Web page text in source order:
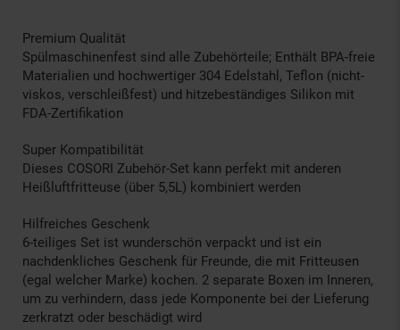
Premium Qualität
Spülmaschinenfest sind alle Zubehörteile; Enthält BPA-freie
Materialien und hochwertiger 304 Edelstahl, Teflon (nicht-
viskos, verschleißfest) und hitzebeständiges Silikon mit
FDA-Zertifikation
Super Kompatibilität
Dieses COSORI Zubehör-Set kann perfekt mit anderen
Heißluftfritteuse (über 5,5L) kombiniert werden
Hilfreiches Geschenk
6-teiliges Set ist wunderschön verpackt und ist ein
nachdenkliches Geschenk für Freunde, die mit Fritteusen
(egal welcher Marke) kochen. 2 separate Boxen im Inneren,
um zu verhindern, dass jede Komponente bei der Lieferung
zerkratzt oder beschädigt wird